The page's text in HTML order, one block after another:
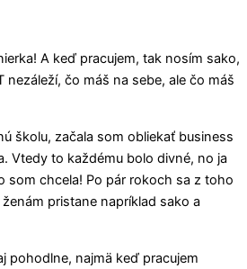
A keď pracujem, tak nosím sako,
nezáleží, čo máš na sebe, ale čo máš
školu, začala som obliekať business
Vtedy to každému bolo divné, no ja
som chcela! Po pár rokoch sa z toho
pristane napríklad sako a
pohodlne, najmä keď pracujem